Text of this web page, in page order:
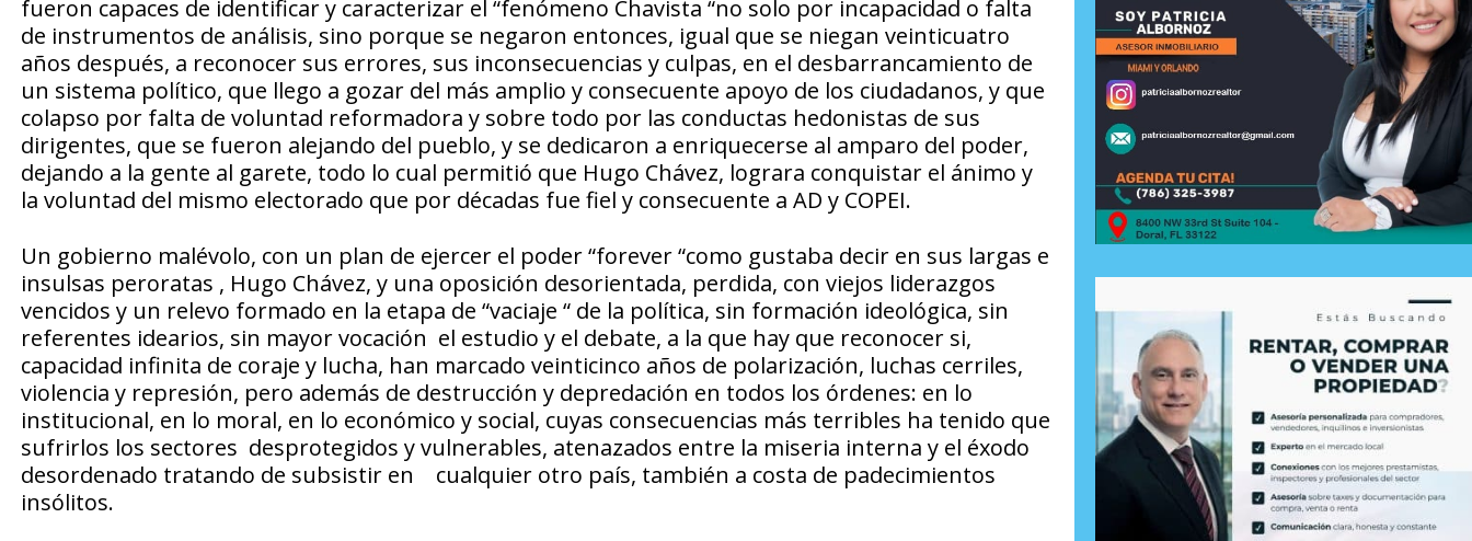
fueron capaces de identificar y caracterizar el “fenómeno Chavista “no solo por incapacidad o falta
de instrumentos de análisis, sino porque se negaron entonces, igual que se niegan veinticuatro
años después, a reconocer sus errores, sus inconsecuencias y culpas, en el desbarrancamiento de
un sistema político, que llego a gozar del más amplio y consecuente apoyo de los ciudadanos, y que
colapso por falta de voluntad reformadora y sobre todo por las conductas hedonistas de sus
dirigentes, que se fueron alejando del pueblo, y se dedicaron a enriquecerse al amparo del poder,
dejando a la gente al garete, todo lo cual permitió que Hugo Chávez, lograra conquistar el ánimo y
la voluntad del mismo electorado que por décadas fue fiel y consecuente a AD y COPEI.
Un gobierno malévolo, con un plan de ejercer el poder “forever “como gustaba decir en sus largas e
insulsas peroratas , Hugo Chávez, y una oposición desorientada, perdida, con viejos liderazgos
vencidos y un relevo formado en la etapa de “vaciaje “ de la política, sin formación ideológica, sin
referentes idearios, sin mayor vocación el estudio y el debate, a la que hay que reconocer si,
capacidad infinita de coraje y lucha, han marcado veinticinco años de polarización, luchas cerriles,
violencia y represión, pero además de destrucción y depredación en todos los órdenes: en lo
institucional, en lo moral, en lo económico y social, cuyas consecuencias más terribles ha tenido que
sufrirlos los sectores desprotegidos y vulnerables, atenazados entre la miseria interna y el éxodo
desordenado tratando de subsistir en cualquier otro país, también a costa de padecimientos
insólitos.